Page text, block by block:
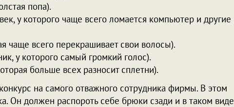
попа).
у которого чаще всего ломается компьютер и другие
чаще всего перекрашивает свои волосы).
у которого самый громкий голос).
больше всех разносит сплетни).
на самого отважного сотрудника фирмы. В этом
Он должен распороть себе брюки сзади и в таком виде